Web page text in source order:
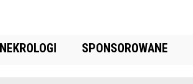
NEKROLOGI SPONSOROWANE